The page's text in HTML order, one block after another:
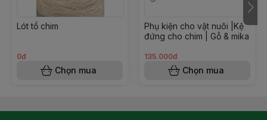
Lót tổ chim
0đ
Chọn mua
Phụ kiện cho vật nuôi |Kệ
đứng cho chim | Gỗ & mika
135.000đ
Chọn mua